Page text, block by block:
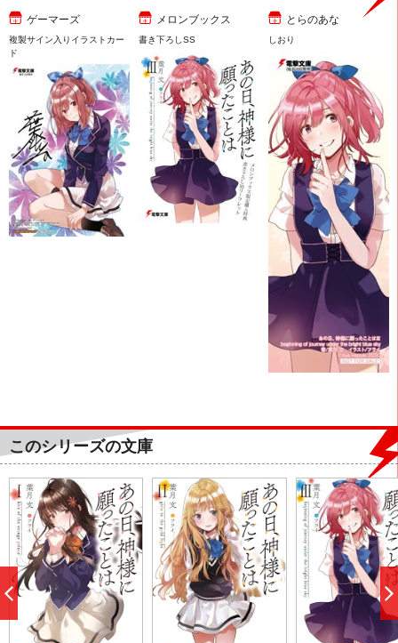
ゲーマーズ
複製サイン入りイラストカー
ド
メロンブックス
書き下ろしSS
とらのあな
しおり
このシリーズの文庫